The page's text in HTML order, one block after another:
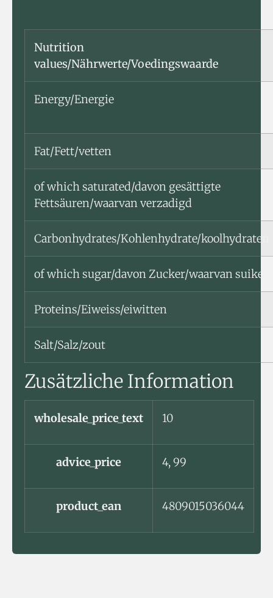
Nutrition
values/Nährwerte/Voedingswaarde
Energy/Energie
Fat/Fett/vetten
of which saturated/davon gesättigte
Fettsäuren/waarvan verzadigd
Carbonhydrates/Kohlenhydrate/koolhydraten
of which sugar/davon Zucker/waarvan suiker
Proteins/Eiweiss/eiwitten
Salt/Salz/zout
Zusätzliche Information
wholesale_price_text 10
advice_price 4, 99
product_ean 4809015036044